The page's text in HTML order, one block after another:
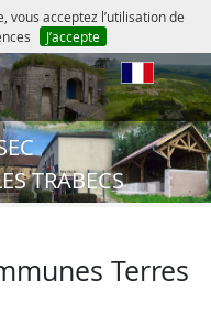
vous acceptez l’utilisation de
J’accepte
TRABECS
Terres